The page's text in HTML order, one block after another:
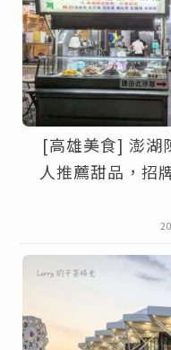
[高雄美食] 澎湖
人推薦甜品，招